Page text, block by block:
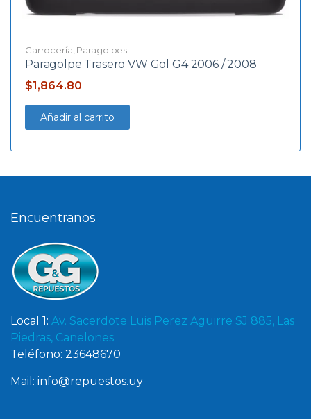
Carrocería Paragolpes
Paragolpe Trasero VW Gol G4 2006 / 2008
$1,864.80
Añadir al carrito
Encuentranos
Local 1: Av. Sacerdote Luis Perez Aguirre SJ 885, Las
Piedras, Canelones
Teléfono: 23648670
Mail: info@repuestos.uy